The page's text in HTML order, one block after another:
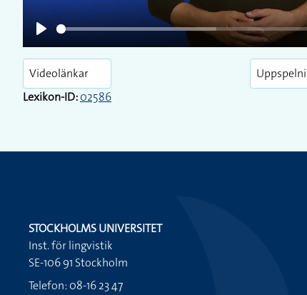
Play
Videolänkar
Lexikon-ID:02586
STOCKHOLMS UNIVERSITET
Inst. för lingvistik
SE-106 91 Stockholm
Telefon: 08-16 23 47